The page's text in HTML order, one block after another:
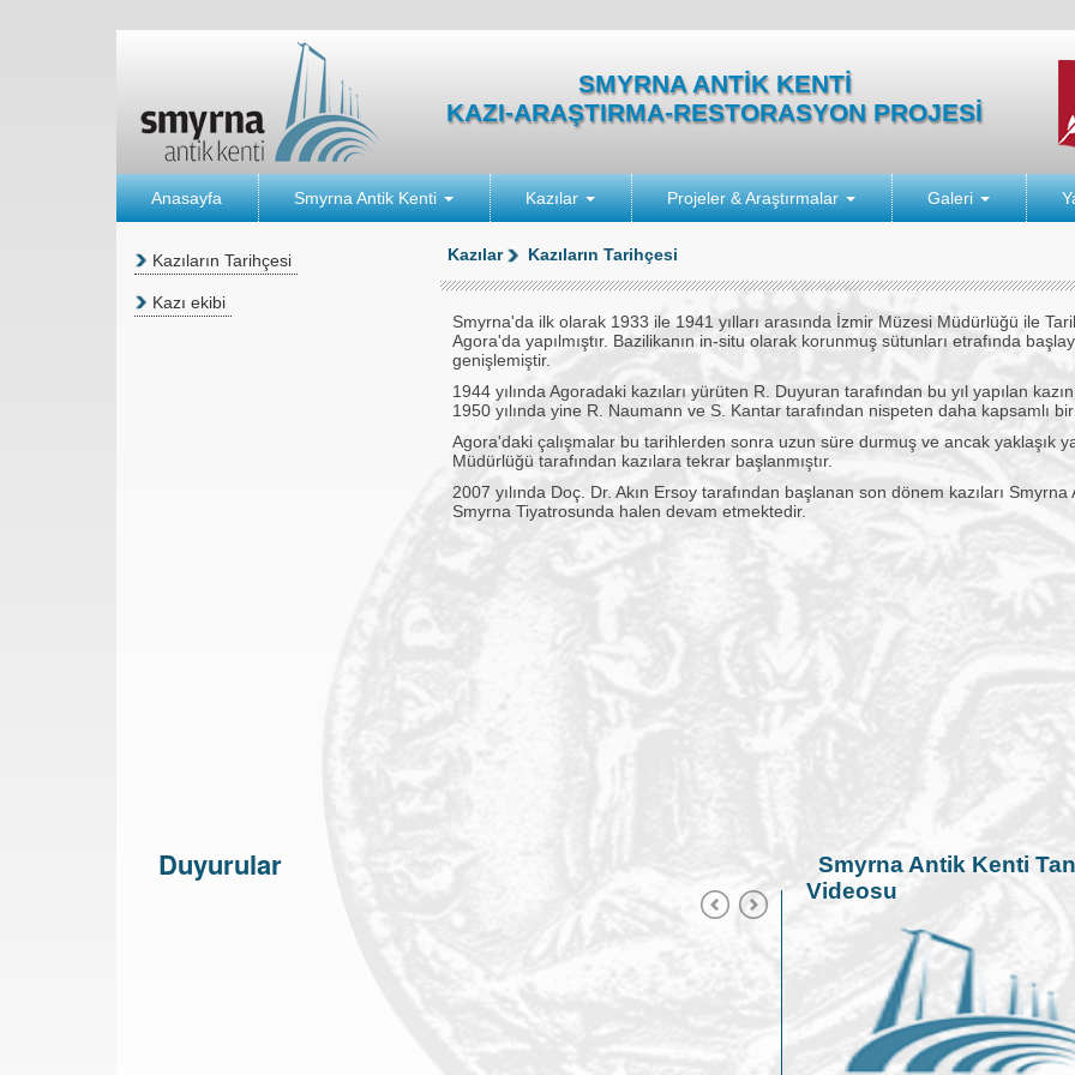
SMYRNA ANTİK KENTİ
KAZI-ARAŞTIRMA-RESTORASYON PROJESİ
Anasayfa Smyrna Antik Kenti Kazılar Projeler & Araştırmalar Galeri
Kazıların Tarihçesi
Kazı ekibi
Kazılar Kazıların Tarihçesi
Smyrna'da ilk olarak 1933 ile 1941 yılları arasında İzmir Müzesi Müdürlüğü ile
Agora'da yapılmıştır. Bazilikanın in-situ olarak korunmuş sütunları etrafında
genişlemiştir.
1944 yılında Agoradaki kazıları yürüten R. Duyuran tarafından bu yıl yapılan
1950 yılında yine R. Naumann ve S. Kantar tarafından nispeten daha kapsamlı
Agora'daki çalışmalar bu tarihlerden sonra uzun süre durmuş ve ancak yaklaşık
Müdürlüğü tarafından kazılara tekrar başlanmıştır.
2007 yılında Doç. Dr. Akın Ersoy tarafından başlanan son dönem kazıları
Smyrna Tiyatrosunda halen devam etmektedir.
Duyurular
Smyrna Antik Kenti
Videosu